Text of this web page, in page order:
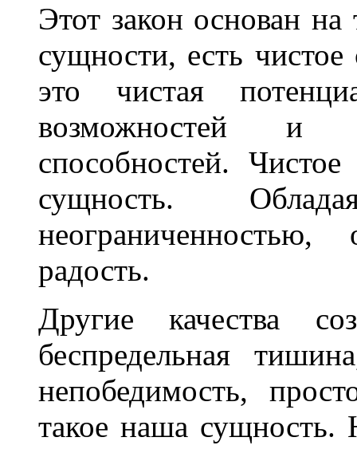
Этот закон основан
сущности, есть
это чистая
возможностей и
способностей.
сущность.
радость.
Другие качества
беспредельная
непобедимость,
такое наша сущность.